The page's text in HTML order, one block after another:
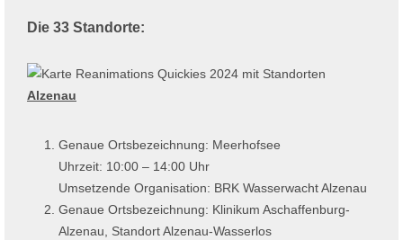
Die 33 Standorte:
Alzenau
Genaue Ortsbezeichnung: Meerhofsee
Uhrzeit: 10:00 – 14:00 Uhr
Umsetzende Organisation: BRK Wasserwacht Alzenau
Genaue Ortsbezeichnung: Klinikum Aschaffenburg-
Alzenau, Standort Alzenau-Wasserlos